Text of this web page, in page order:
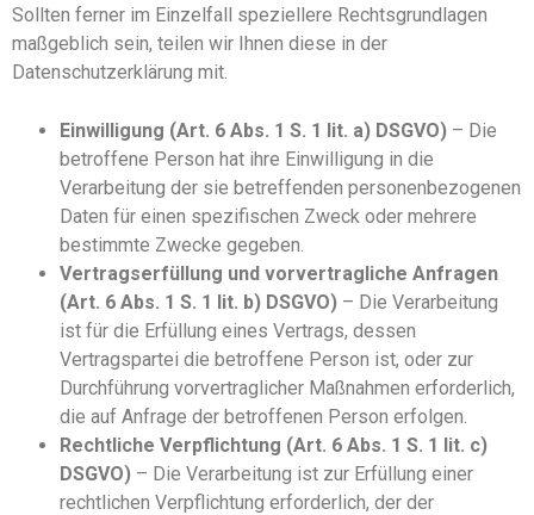
Sollten ferner im Einzelfall speziellere Rechtsgrundlagen
maßgeblich sein, teilen wir Ihnen diese in der
Datenschutzerklärung mit.
Einwilligung (Art. 6 Abs. 1 S. 1 lit. a) DSGVO) – Die
betroffene Person hat ihre Einwilligung in die
Verarbeitung der sie betreffenden personenbezogenen
Daten für einen spezifischen Zweck oder mehrere
bestimmte Zwecke gegeben.
Vertragserfüllung und vorvertragliche Anfragen
(Art. 6 Abs. 1 S. 1 lit. b) DSGVO) – Die Verarbeitung
ist für die Erfüllung eines Vertrags, dessen
Vertragspartei die betroffene Person ist, oder zur
Durchführung vorvertraglicher Maßnahmen erforderlich,
die auf Anfrage der betroffenen Person erfolgen.
Rechtliche Verpflichtung (Art. 6 Abs. 1 S. 1 lit. c)
DSGVO) – Die Verarbeitung ist zur Erfüllung einer
rechtlichen Verpflichtung erforderlich, der der